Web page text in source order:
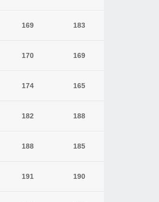
169 183
170 169
174 165
182 188
188 185
191 190